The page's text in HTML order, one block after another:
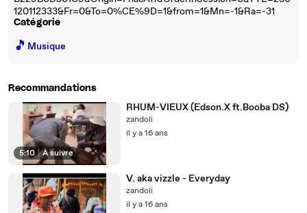
120112333&Fr=0&To=0%CE%9D=1&from=1&Mn=-1&Ra=-31
Catégorie
🎵 Musique
Recommandations
5:10 | À suivre
RHUM-VIEUX (Edson.X ft.Booba DS)
zandoli
il y a 16 ans
V. aka vizzle - Everyday
zandoli
il y a 16 ans